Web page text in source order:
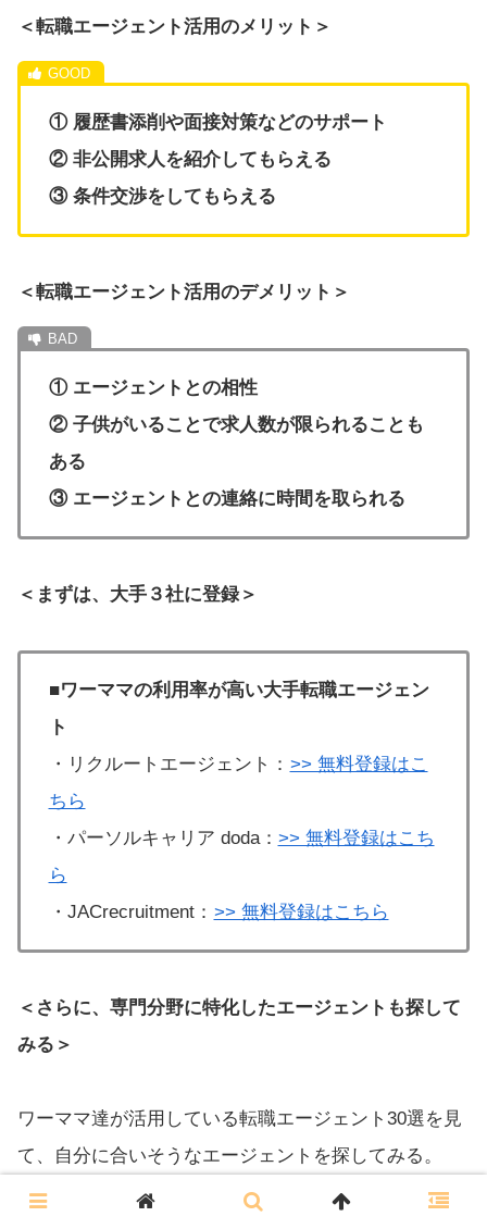
＜転職エージェント活用のメリット＞
① 履歴書添削や面接対策などのサポート
② 非公開求人を紹介してもらえる
③ 条件交渉をしてもらえる
＜転職エージェント活用のデメリット＞
① エージェントとの相性
② 子供がいることで求人数が限られることも
ある
③ エージェントとの連絡に時間を取られる
＜まずは、大手３社に登録＞
■ワーママの利用率が高い大手転職エージェン
ト
・リクルートエージェント： >> 無料登録はこ
ちら
・パーソルキャリア doda： >> 無料登録はこち
ら
・JACrecruitment： >> 無料登録はこちら
＜さらに、専門分野に特化したエージェントも探して
みる＞
ワーママ達が活用している転職エージェント30選を見
て、自分に合いそうなエージェントを探してみる。